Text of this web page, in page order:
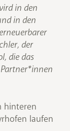
in den
in den
der
die das
hinteren
laufen